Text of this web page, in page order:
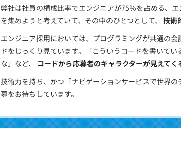
弊社は社員の構成比率でエンジニアが75％を占める、
を集めようと考えていて、その中のひとつとして、 技術
エンジニア採用においては、プログラミングが共通の
ドをじっくり見ています。「こういうコードを書いて
な」など、 コードから応募者のキャラクターが見えてく
技術力を持ち、かつ「ナビゲーションサービスで世界
募をお待ちしています。